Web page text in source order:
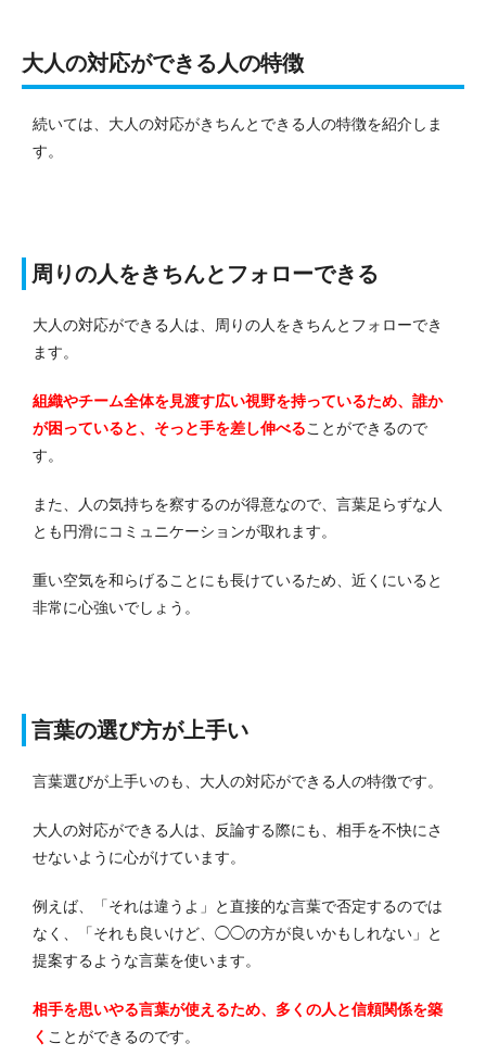
大人の対応ができる人の特徴
続いては、大人の対応がきちんとできる人の特徴を紹介しま
す。
周りの人をきちんとフォローできる
大人の対応ができる人は、周りの人をきちんとフォローでき
ます。
組織やチーム全体を見渡す広い視野を持っているため、誰か
が困っていると、そっと手を差し伸べることができるので
す。
また、人の気持ちを察するのが得意なので、言葉足らずな人
とも円滑にコミュニケーションが取れます。
重い空気を和らげることにも長けているため、近くにいると
非常に心強いでしょう。
言葉の選び方が上手い
言葉選びが上手いのも、大人の対応ができる人の特徴です。
大人の対応ができる人は、反論する際にも、相手を不快にさ
せないように心がけています。
例えば、「それは違うよ」と直接的な言葉で否定するのでは
なく、「それも良いけど、◯◯の方が良いかもしれない」と
提案するような言葉を使います。
相手を思いやる言葉が使えるため、多くの人と信頼関係を築
く ことができるのです。